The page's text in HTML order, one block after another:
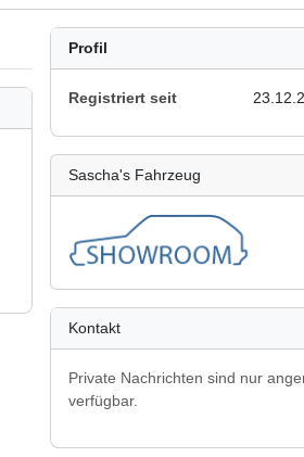
Profil
Registriert seit
Sascha's Fahrzeug
Kontakt
Private Nachrichten sind nur
verfügbar.